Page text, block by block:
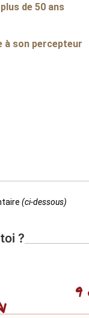
de 50 ans
à son percepteur
(ci-dessous)
?
9